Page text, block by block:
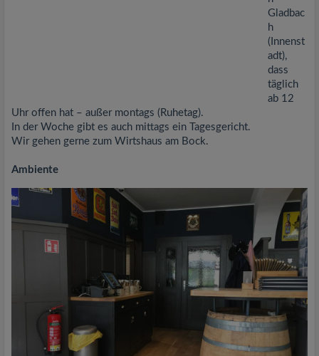
Gladbac
h
(Innenst
adt),
dass
täglich
ab 12
Uhr offen hat – außer montags (Ruhetag).
In der Woche gibt es auch mittags ein Tagesgericht.
Wir gehen gerne zum Wirtshaus am Bock.
Ambiente